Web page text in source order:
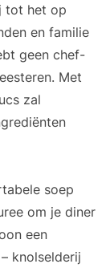
tot het op
en familie
geen chef-
Met
zal
soep
om je diner
een
knolselderij